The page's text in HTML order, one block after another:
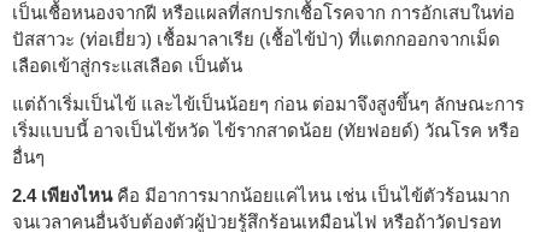
เป็นเชื้อหนองจากฝี หรือแผลที่สกปรกเชื้อโรคจาก การอักเสบในท่อ
ปัสสาวะ (ท่อเยี่ยว) เชื้อมาลาเรีย (เชื้อไข้ป่า) ที่แตกกออกจากเม็ด
เลือดเข้าสู่กระแสเลือด เป็นต้น
แต่ถ้าเริ่มเป็นไข้ และไข้เป็นน้อยๆ ก่อน ต่อมาจึงสูงขึ้นๆ ลักษณะการ
เริ่มแบบนี้ อาจเป็นไข้หวัด ไข้รากสาดน้อย (ทัยฟอยด์) วัณโรค หรือ
อื่นๆ
2.4 เพียงไหน คือ มีอาการมากน้อยแค่ไหน เช่น เป็นไข้ตัวร้อนมาก
จนเวลาคนอื่นจับต้องตัวผู้ป่วยรู้สึกร้อนเหมือนไฟ หรือถ้าวัดปรอท